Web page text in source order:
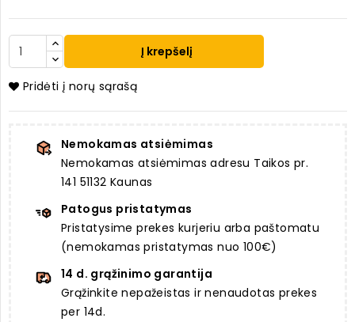
Į krepšelį
Pridėti į norų sąrašą
Nemokamas atsiėmimas
Nemokamas atsiėmimas adresu Taikos pr.
141 51132 Kaunas
Patogus pristatymas
Pristatysime prekes kurjeriu arba paštomatu
(nemokamas pristatymas nuo 100€)
14 d. grąžinimo garantija
Grąžinkite nepažeistas ir nenaudotas prekes
per 14d.